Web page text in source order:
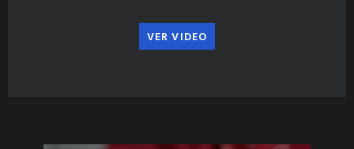
VER VIDEO